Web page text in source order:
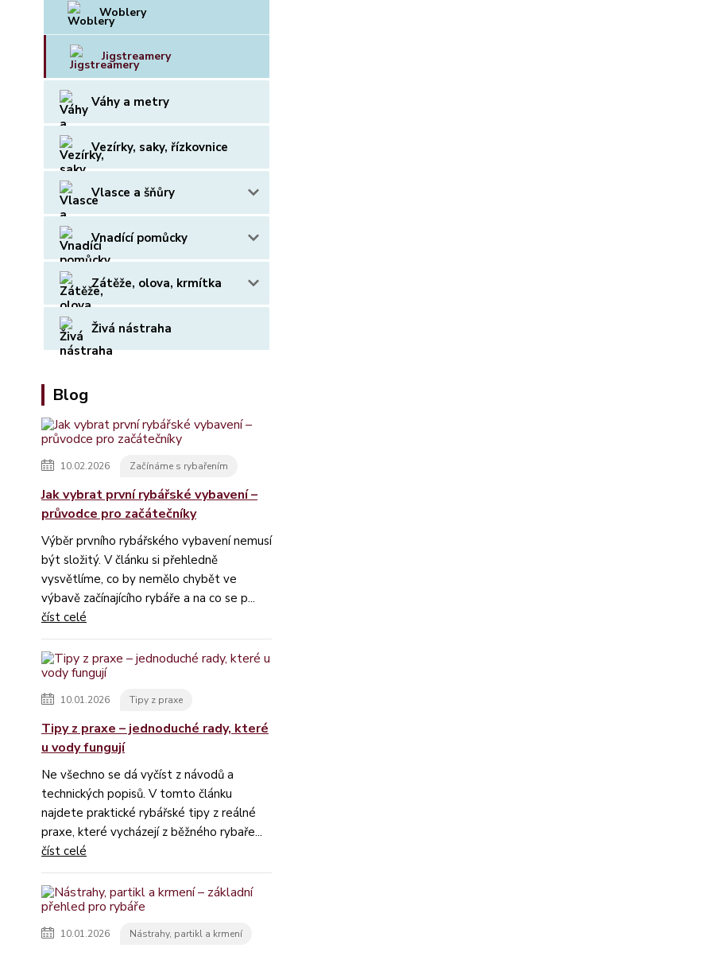
Woblery
Jigstreamery
Váhy a metry
Vezírky, saky, řízkovnice
Vlasce a šňůry
Vnadící pomůcky
Zátěže, olova, krmítka
Živá nástraha
Blog
10.02.2026 Začínáme s rybařením
Jak vybrat první rybářské vybavení –
průvodce pro začátečníky
Výběr prvního rybářského vybavení nemusí
být složitý. V článku si přehledně
vysvětlíme, co by nemělo chybět ve
výbavě začínajícího rybáře a na co se p...
číst celé
10.01.2026 Tipy z praxe
Tipy z praxe – jednoduché rady, které
u vody fungují
Ne všechno se dá vyčíst z návodů a
technických popisů. V tomto článku
najdete praktické rybářské tipy z reálné
praxe, které vycházejí z běžného rybaře...
číst celé
10.01.2026 Nástrahy, partikl a krmení